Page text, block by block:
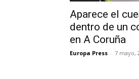
Aparece el
dentro de un
en A Coruña
Europa Press - 7 mayo,